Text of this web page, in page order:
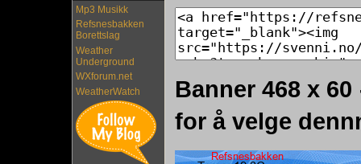
Mp3 Musikk
Refsnesbakken
Borettslag
Weather
Underground
WXforum.net
WeatherWatch
Banner 468 x
for å velge